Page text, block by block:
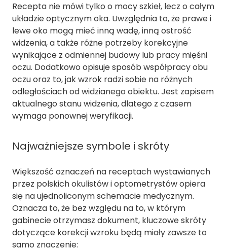
Recepta nie mówi tylko o mocy szkieł, lecz o całym
układzie optycznym oka. Uwzględnia to, że prawe i
lewe oko mogą mieć inną wadę, inną ostrość
widzenia, a także różne potrzeby korekcyjne
wynikające z odmiennej budowy lub pracy mięśni
oczu. Dodatkowo opisuje sposób współpracy obu
oczu oraz to, jak wzrok radzi sobie na różnych
odległościach od widzianego obiektu. Jest zapisem
aktualnego stanu widzenia, dlatego z czasem
wymaga ponownej weryfikacji.
Najważniejsze symbole i skróty
Większość oznaczeń na receptach wystawianych
przez polskich okulistów i optometrystów opiera
się na ujednoliconym schemacie medycznym.
Oznacza to, że bez względu na to, w którym
gabinecie otrzymasz dokument, kluczowe skróty
dotyczące korekcji wzroku będą miały zawsze to
samo znaczenie: